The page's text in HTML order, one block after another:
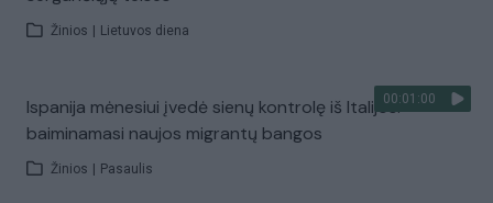
Žinios Lietuvos diena
00:01:00
Ispanija mėnesiui įvedė sienų kontrolę iš Italijos:
baiminamasi naujos migrantų bangos
Žinios Pasaulis